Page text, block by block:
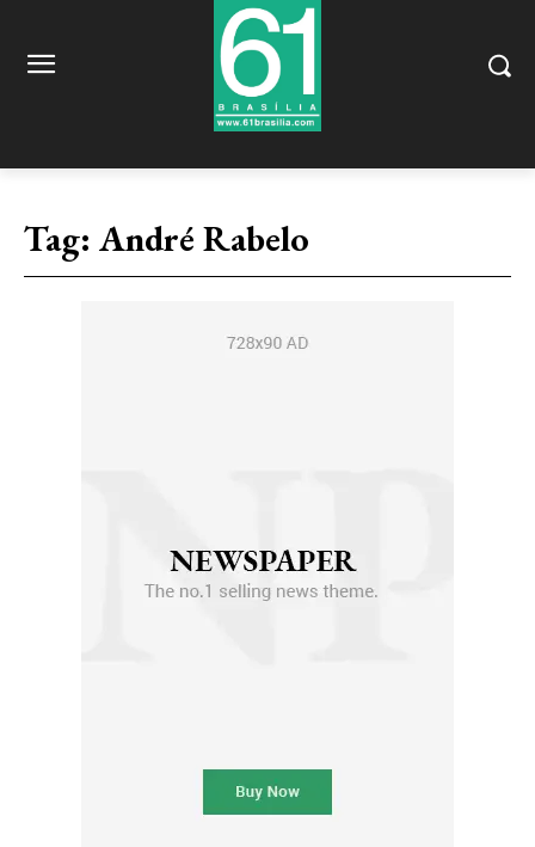
Tag: André Rabelo